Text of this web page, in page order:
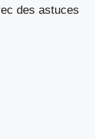
des astuces